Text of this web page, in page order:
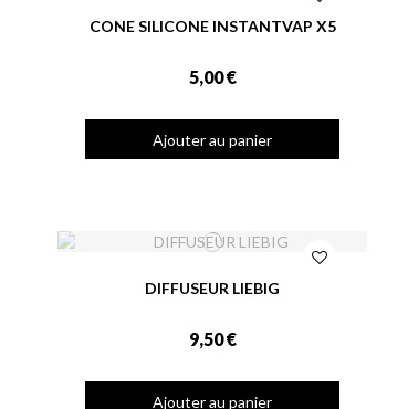
CONE SILICONE INSTANTVAP X5
5,00 €
Ajouter au panier
DIFFUSEUR LIEBIG
9,50 €
Ajouter au panier